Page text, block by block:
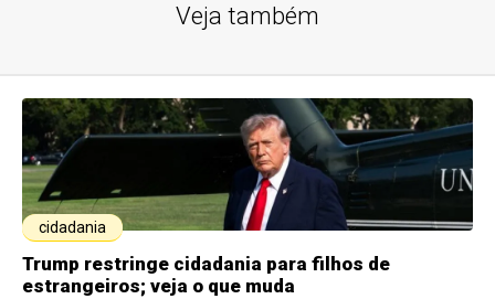
Veja também
cidadania
Trump restringe cidadania para filhos de
estrangeiros; veja o que muda